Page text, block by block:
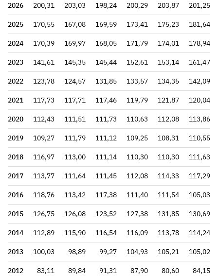
2026 200,31 203,03 198,24 200,29 203,87 201,25
2025 170,55 167,08 169,59 173,41 175,23 181,64
2024 170,39 169,97 168,05 171,79 174,01 178,94
2023 141,61 145,35 145,44 152,61 153,14 161,47
2022 123,78 124,57 131,85 133,57 134,35 142,09
2021 117,73 117,71 117,46 119,79 121,87 120,04
2020 112,43 111,51 111,73 110,63 112,08 113,86
2019 109,27 111,79 111,12 109,25 108,31 110,55
2018 116,97 113,00 111,14 110,30 110,30 111,63
2017 113,77 111,64 111,45 112,08 114,33 117,29
2016 118,76 113,42 117,38 111,40 111,54 105,03
2015 126,75 126,08 123,52 127,38 131,85 130,69
2014 112,89 115,90 116,54 116,09 113,78 114,24
2013 100,03 98,89 99,27 104,93 105,21 105,02
2012 83,11 89,84 91,31 87,90 80,60 84,15